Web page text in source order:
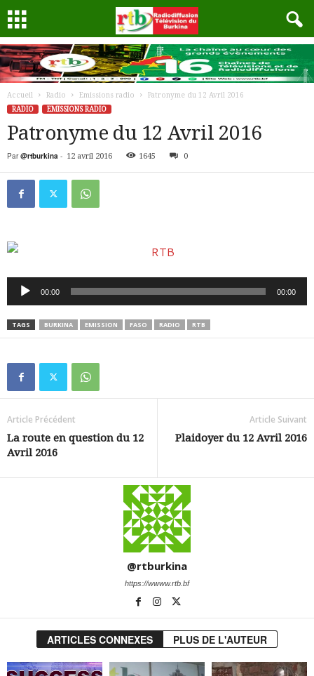
Accueil Radio Emissions radio
Patronyme du 12 Avril 2016
RADIO
EMISSIONS RADIO
Patronyme du 12 Avril 2016
Par @rtburkina - 12 avril 2016 1645 0
Lecteur
audio
00:00 00:00
TAGS BURKINA EMISSION FASO RADIO RTB
Article Précédent
La route en question du 12
Avril 2016
Article Suivant
Plaidoyer du 12 Avril 2016
@rtburkina
https://wwww.rtb.bf
ARTICLES CONNEXES PLUS DE L'AUTEUR